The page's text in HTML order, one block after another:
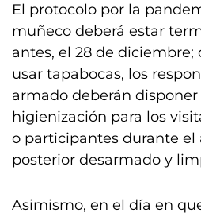
El protocolo por la
muñeco deberá estar
antes, el 28 de diciembre;
usar tapabocas, los
armado deberán
higienización para los
o participantes durante el
posterior desarmado y
Asimismo, en el día en